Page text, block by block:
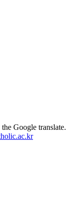
Google translate.